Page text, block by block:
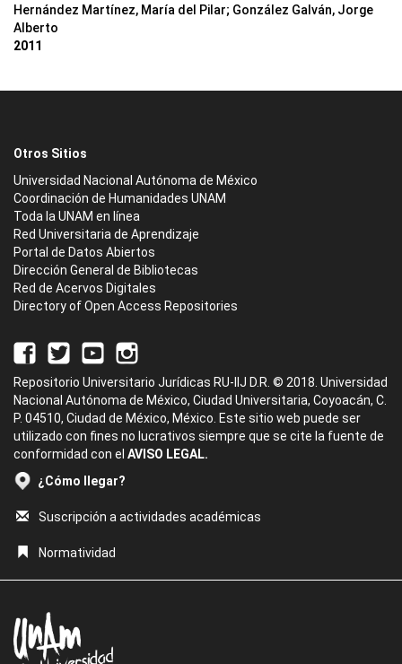
Hernández Martínez, María del Pilar; González Galván, Jorge
Alberto
2011
Otros Sitios
Universidad Nacional Autónoma de México
Coordinación de Humanidades UNAM
Toda la UNAM en línea
Red Universitaria de Aprendizaje
Portal de Datos Abiertos
Dirección General de Bibliotecas
Red de Acervos Digitales
Directory of Open Access Repositories
Repositorio Universitario Jurídicas RU-IIJ D.R. © 2018. Universidad
Nacional Autónoma de México, Ciudad Universitaria, Coyoacán, C.
P. 04510, Ciudad de México, México. Este sitio web puede ser
utilizado con fines no lucrativos siempre que se cite la fuente de
conformidad con el AVISO LEGAL.
¿Cómo llegar?
Suscripción a actividades académicas
Normatividad